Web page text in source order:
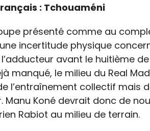
: Tchouaméni
présenté comme au
incertitude physique
avant le huitième
manqué, le milieu du Real
l’entraînement collectif mais
Koné devrait donc de
Rabiot au milieu de terrain.